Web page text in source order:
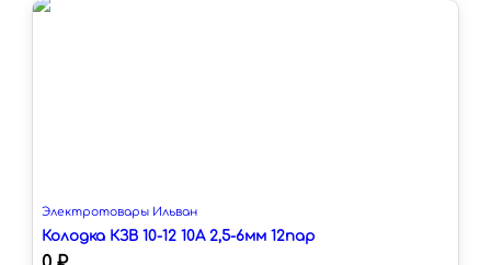
Суммарное сечение min:6 мм²
Электротовары Ильван
Колодка КЗВ 10-12 10А 2,5-6мм 12пар